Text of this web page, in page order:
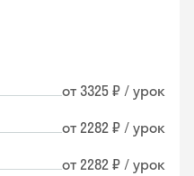
от 3325 ₽ / урок
от 2282 ₽ / урок
от 2282 ₽ / урок